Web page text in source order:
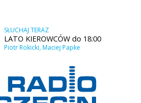
SŁUCHAJ TERAZ
LATO KIEROWCÓW do 18:00
Piotr Rokicki, Maciej Papke